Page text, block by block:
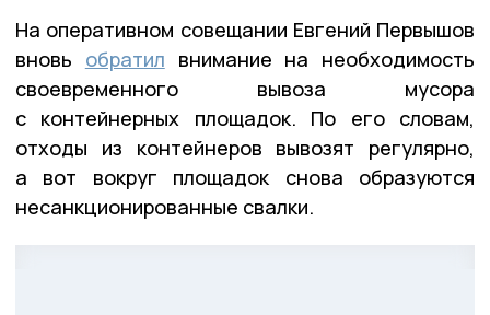
На оперативном совещании Евгений Первышов
вновь обратил внимание на необходимость
своевременного вывоза мусора
с контейнерных площадок. По его словам,
отходы из контейнеров вывозят регулярно,
а вот вокруг площадок снова образуются
несанкционированные свалки.